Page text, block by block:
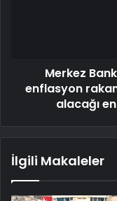
Merkez
enflasyon
alacağı
İlgili Makaleler